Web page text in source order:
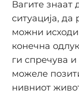
Вагите знаат
ситуација, да
можни
конечна
ги спречува
можеле
нивниот